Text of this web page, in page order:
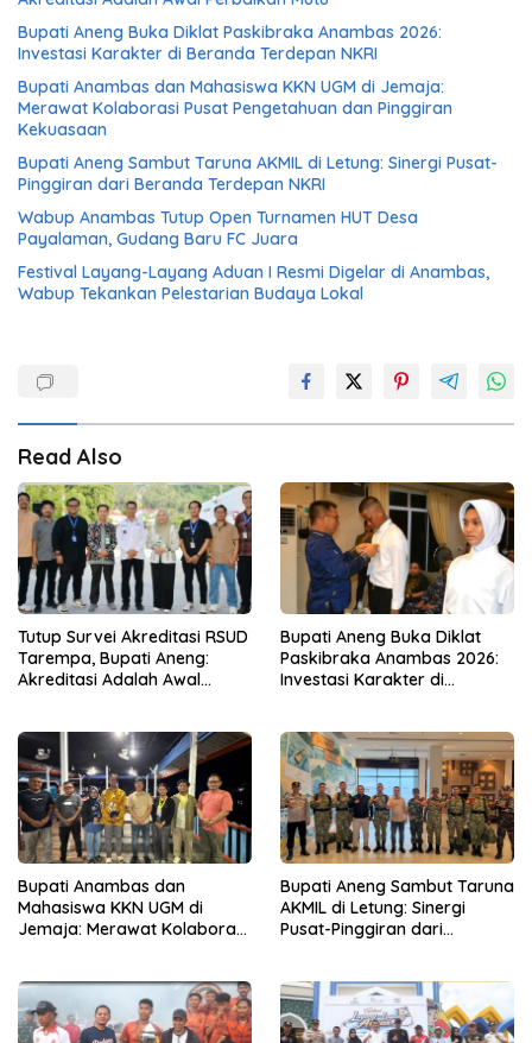
Bupati Aneng Buka Diklat Paskibraka Anambas 2026:
Investasi Karakter di Beranda Terdepan NKRI
Bupati Anambas dan Mahasiswa KKN UGM di Jemaja:
Merawat Kolaborasi Pusat Pengetahuan dan Pinggiran
Kekuasaan
Bupati Aneng Sambut Taruna AKMIL di Letung: Sinergi Pusat-
Pinggiran dari Beranda Terdepan NKRI
Wabup Anambas Tutup Open Turnamen HUT Desa
Payalaman, Gudang Baru FC Juara
Festival Layang-Layang Aduan I Resmi Digelar di Anambas,
Wabup Tekankan Pelestarian Budaya Lokal
Read Also
Tutup Survei Akreditasi RSUD
Tarempa, Bupati Aneng:
Akreditasi Adalah Awal
Bupati Aneng Buka Diklat
Paskibraka Anambas 2026:
Investasi Karakter di
Bupati Anambas dan
Mahasiswa KKN UGM di
Jemaja: Merawat Kolaborasi
Bupati Aneng Sambut Taruna
AKMIL di Letung: Sinergi
Pusat-Pinggiran dari